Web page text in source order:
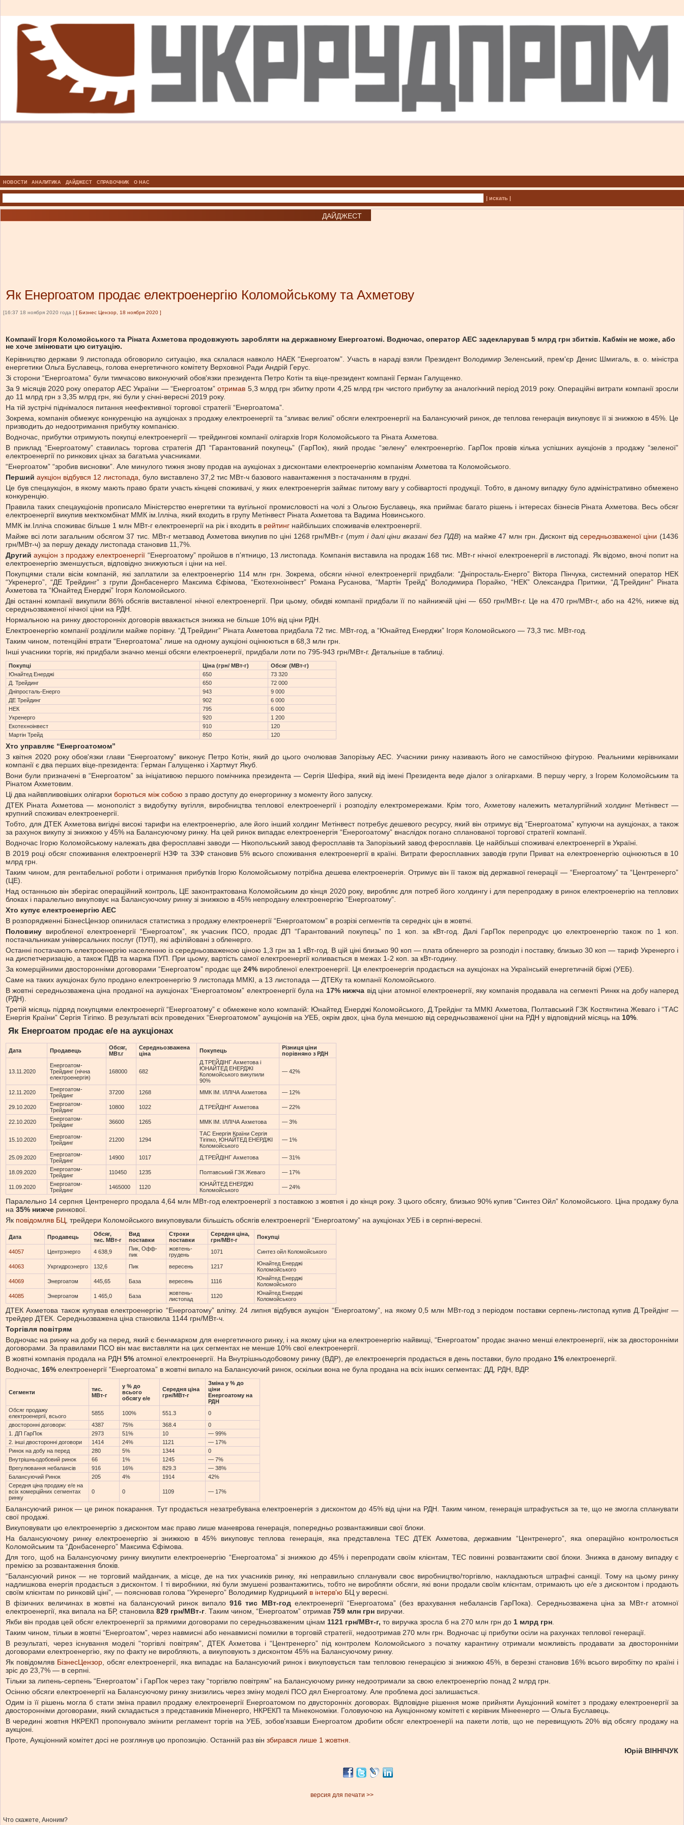
НОВОСТИ АНАЛИТИКА ДАЙДЖЕСТ СПРАВОЧНИК О НАС
| искать |
ДАЙДЖЕСТ
Як Енергоатом продає електроенергію Коломойському та Ахметову
[16:37 18 ноября 2020 года ] [ Бизнес Цензор, 18 ноября 2020 ]
Компанії Ігоря Коломойського та Ріната Ахметова продовжують заробляти на державному Енергоатомі. Водночас, оператор АЕС задекларував 5 млрд грн збитків. Кабмін не може, або
не хоче змінювати цю ситуацію.
Керівництво держави 9 листопада обговорило ситуацію, яка склалася навколо НАЕК “Енергоатом”. Участь в нараді взяли Президент Володимир Зеленський, прем'єр Денис Шмигаль, в. о. міністра
енергетики Ольга Буславець, голова енергетичного комітету Верховної Ради Андрій Герус.
Зі сторони “Енергоатома” були тимчасово виконуючий обов'язки президента Петро Котін та віце-президент компанії Герман Галущенко.
За 9 місяців 2020 року оператор АЕС України — “Енергоатом”отримав 5,3 млрд грн збитку проти 4,25 млрд грн чистого прибутку за аналогічний період 2019 року. Операційні витрати компанії зросли
до 11 млрд грн з 3,35 млрд грн, які були у січні-вересні 2019 року.
На тій зустрічі піднімалося питання неефективної торгової стратегії “Енергоатома”.
Зокрема, компанія обмежує конкуренцію на аукціонах з продажу електроенергії та “зливає великі” обсяги електроенергії на Балансуючий ринок, де теплова генерація викуповує її зі знижкою в 45%. Це
призводить до недоотримання прибутку компанією.
Водночас, прибутки отримують покупці електроенергії — трейдингові компанії олігархів Ігоря Коломойського та Ріната Ахметова.
В приклад “Енергоатому” ставилась торгова стратегія ДП “Гарантований покупець” (ГарПок), який продає “зелену” електроенергію. ГарПок провів кілька успішних аукціонів з продажу “зеленої”
електроенергії по ринкових цінах за багатьма учасниками.
“Енергоатом” “зробив висновки”. Але минулого тижня знову продав на аукціонах з дисконтами електроенергію компаніям Ахметова та Коломойського.
Перший аукціон відбувся 12 листопада , було виставлено 37,2 тис МВт-ч базового навантаження з постачанням в грудні.
Це був спецаукціон, в якому мають право брати участь кінцеві споживачі, у яких електроенергія займає питому вагу у собівартості продукції. Тобто, в даному випадку було адміністративно обмежено
конкуренцію.
Правила таких спецаукціонів прописало Міністерство енергетики та вугільної промисловості на чолі з Ольгою Буславець, яка приймає багато рішень і інтересах бізнесів Ріната Ахметова. Весь обсяг
електроенергії викупив мекткомбінат ММК ім.Ілліча, який входить в групу Метінвест Ріната Ахметова та Вадима Новинського.
ММК ім.Ілліча споживає більше 1 млн МВт-г електроенергії на рік і входить в рейтинг найбільших споживачів електроенергії.
Майже всі лоти загальним обсягом 37 тис. МВт-г метзавод Ахметова викупив по ціні 1268 грн/МВт-г (тут і далі ціни вказані без ПДВ) на майже 47 млн грн. Дисконт від середньозваженої ціни (1436
грн/МВт-ч) за першу декаду листопада становив 11,7%.
Другий аукціон з продажу електроенергії “Енергоатому” пройшов в п'ятницю, 13 листопада. Компанія виставила на продаж 168 тис. МВт-г нічної електроенергії в листопаді. Як відомо, вночі попит на
електроенергію зменшується, відповідно знижуються і ціни на неї.
Покупцями стали вісім компаній, які заплатили за електроенергію 114 млн грн. Зокрема, обсяги нічної електроенергії придбали: “Дніпросталь-Енерго” Віктора Пінчука, системний оператор НЕК
“Укренерго”, “ДЕ Трейдинг” з групи Донбасенерго Максима Єфімова, “Екотехноінвест” Романа Русанова, “Мартін Трейд” Володимира Порайко, “НЕК” Олександра Притики, “Д.Трейдинг” Ріната
Ахметова та “Юнайтед Енерджі” Ігоря Коломойського.
Дві останні компанії викупили 86% обсягів виставленої нічної електроенергії. При цьому, обидві компанії придбали її по найнижчій ціні — 650 грн/МВт-г. Це на 470 грн/МВт-г, або на 42%, нижче від
середньозваженої нічної ціни на РДН.
Нормальною на ринку двосторонніх договорів вважається знижка не більше 10% від ціни РДН.
Електроенергію компанії розділили майже порівну. “Д.Трейдинг” Ріната Ахметова придбала 72 тис. МВт-год, а “Юнайтед Енерджи” Ігоря Коломойського — 73,3 тис. МВт-год.
Таким чином, потенційні втрати “Енергоатома” лише на одному аукціоні оцінюються в 68,3 млн грн.
Інші учасники торгів, які придбали значно менші обсяги електроенергії, придбали лоти по 795-943 грн/МВт-г. Детальніше в таблиці.
Покупці Ціна (грн/ МВт-г)
Обсяг (МВт-г)
Юнайтед Енерджі
650
73 320
Д. Трейдинг
650
72 000
Дніпросталь-Енерго
943
9 000
ДЕ Трейдинг
902
6 000
НЕК
795
6 000
Укренерго
920
1 200
Екотехноінвест
910
120
Мартін Трейд
850 120
Хто управляє “Енергоатомом”
З квітня 2020 року обов'язки глави “Енергоатому” виконує Петро Котін, який до цього очолював Запорізьку АЕС. Учасники ринку називають його не самостійною фігурою. Реальними керівниками
компанії є два перших віце-президента: Герман Галущенко і Хартмут Якуб.
Вони були призначені в “Енергоатом” за ініціативою першого помічника президента — Сергія Шефіра, який від імені Президента веде діалог з олігархами. В першу чергу, з Ігорем Коломойським та
Рінатом Ахметовим.
Ці два найвпливовіших олігархи борються між собою з право доступу до енергоринку з моменту його запуску.
ДТЕК Ріната Ахметова — монополіст з видобутку вугілля, виробництва теплової електроенергії і розподілу електромережами. Крім того, Ахметову належить металургійний холдинг Метінвест —
крупний споживач електроенергії.
Тобто, для ДТЕК Ахметова вигідні високі тарифи на електроенергію, але його інший холдинг Метінвест потребує дешевого ресурсу, який він отримує від “Енергоатома” купуючи на аукціонах, а також
за рахунок викупу зі знижкою у 45% на Балансуючому ринку. На цей ринок випадає електроенергія “Енерогоатому” внаслідок погано спланованої торгової стратегії компанії.
Водночас Ігорю Коломойському належать два феросплавні заводи — Нікопольський завод феросплавів та Запорізький завод феросплавів. Це найбільші споживачі електроенергії в Україні.
В 2019 році обсяг споживання електроенергії НЗФ та ЗЗФ становив 5% всього споживання електроенергії в країні. Витрати феросплавних заводів групи Приват на електроенергію оцінюються в 10
млрд грн.
Таким чином, для рентабельної роботи і отримання прибутків Ігорю Коломойському потрібна дешева електроенергія. Отримує він її також від державної генерації — “Енергоатому” та “Центренерго”
(ЦЕ).
Над останньою він зберігає операційний контроль, ЦЕ законтрактована Коломойським до кінця 2020 року, виробляє для потреб його холдингу і для перепродажу в ринок електроенергію на теплових
блоках і паралельно викуповує на Балансуючому ринку зі знижкою в 45% непродану електроенергію “Енергоатому”.
Хто купує електроенергію АЕС
В розпорядженні БізнесЦензор опинилася статистика з продажу електроенергії “Енергоатомом” в розрізі сегментів та середніх цін в жовтні.
Половину виробленої електроенергії “Енергоатом”, як учасник ПСО, продає ДП “Гарантований покупець” по 1 коп. за кВт-год. Далі ГарПок перепродує цю електроенергію також по 1 коп.
постачальникам універсальних послуг (ПУП), які афілійовані з обленерго.
Останні постачають електроенергію населенню із середньозваженою ціною 1,3 грн за 1 кВт-год. В цій ціні близько 90 коп — плата обленерго за розподіл і поставку, близько 30 коп — тариф Укренерго і
на диспетчеризацію, а також ПДВ та маржа ПУП. При цьому, вартість самої електроенергії коливається в межах 1-2 коп. за кВт-годину.
За комерційними двосторонніми договорами “Енергоатом” продає ще 24% виробленої електроенергії. Ця електроенергія продається на аукціонах на Українській енергетичній біржі (УЕБ).
Саме на таких аукціонах було продано електроенергію 9 листопада ММКІ, а 13 листопада — ДТЕКу та компанії Коломойського.
В жовтні середньозважена ціна проданої на аукціонах “Енергоатомом” електроенергії була на 17% нижча від ціни атомної електроенергії, яку компанія продавала на сегменті Ринкк на добу наперед
(РДН).
Третій місяць підряд покупцями електроенергії “Енергоатому” є обмежене коло компаній: Юнайтед Енерджі Коломойського, Д.Трейдінг та ММКІ Ахметова, Полтавський ГЗК Костянтина Жеваго і “ТАС
Енергія Країни” Сергія Тігіпко. В результаті всіх проведених “Енергоатомом” аукціонів на УЕБ, окрім двох, ціна була меншою від середньозваженої ціни на РДН у відповідний місяць на 10%
Як Енергоатом продає е/е на аукціонах
Дата Продавець
Обсяг,
МВт.г
Середньозважена
ціна
Покупець
Різниця ціни
порівняно з РДН
13.11.2020
Енергоатом-
Трейдинг (нічна
електроенергія)
168000 682
Д.ТРЕЙДІНГ Ахметова і
ЮНАЙТЕД ЕНЕРДЖІ
Коломойського викупили
90%
— 42%
12.11.2020
Енергоатом-
Трейдинг
37200 1268 ММК ІМ. ІЛЛІЧА Ахметова — 12%
29.10.2020
Енергоатом-
Трейдинг
10800 1022 Д.ТРЕЙДІНГ Ахметова — 22%
22.10.2020
Енергоатом-
Трейдинг
36600 1265 ММК ІМ. ІЛЛІЧА Ахметова — 3%
15.10.2020
Енергоатом-
Трейдинг
21200 1294
ТАС Енергія Країни Сергія
Тігіпко, ЮНАЙТЕД ЕНЕРДЖІ
Коломойського
— 1%
25.09.2020
Енергоатом-
Трейдинг
14900 1017 Д.ТРЕЙДІНГ Ахметова — 31%
18.09.2020
Енергоатом-
Трейдинг
110450 1235 Полтавський ГЗК Жеваго — 17%
11.09.2020
Енергоатом-
Трейдинг
1465000 1120
ЮНАЙТЕД ЕНЕРДЖІ
Коломойського
— 24%
Паралельно 14 серпня Центренерго продала 4,64 млн МВт-год електроенергії з поставкою з жовтня і до кінця року. З цього обсягу, близько 90% купив “Синтез Ойл” Коломойського. Ціна продажу була
на 35% нижче ринкової.
Як повідомляв БЦ , трейдери Коломойського викуповували більшість обсягів електроенергії “Енергоатому” на аукціонах УЕБ і в серпні-вересні.
Дата Продавець
Обсяг,
тис. МВт-г
Вид
поставки
Строки
поставки
Середня ціна,
грн/МВт-г
Покупці
44057 Центрэнерго 4 638,9
Пик, Офф-
пик
жовтень-
грудень
1071 Синтез ойл Коломойського
44063 Укргидроэнерго 132,6 Пик вересень 1217
Юнайтед Енерджі
Коломойського
44069
Энергоатом 445,65 База вересень 1116
Юнайтед Енерджі
Коломойського
44085
Энергоатом 1 465,0 База
жовтень-
листопад
1120
Юнайтед Енерджі
Коломойського
ДТЕК Ахметова також купував електроенергію “Енергоатому” влітку. 24 липня відбувся аукціон “Енергоатому”, на якому 0,5 млн МВт-год з періодом поставки серпень-листопад купив Д.Трейдінг —
трейдер ДТЕК. Середньозважена ціна становила 1144 грн/МВт-ч.
Торгівля повітрям
Водночас на ринку на добу на перед, який є бенчмарком для енергетичного ринку, і на якому ціни на електроенергію найвищі, “Енергоатом” продає значно менші електроенергії, ніж за двосторонніми
договорами. За правилами ПСО він має виставляти на цих сегментах не менше 10% свої електроенергії.
В жовтні компанія продала на РДН 5% атомної електроенергії. На Внутрішньодобовому ринку (ВДР), де електроенергія продається в день поставки, було продано 1% електроенергії.
Водночас, 16% електроенергії “Енергоатома” в жовтні випало на Балансуючий ринок, оскільки вона не була продана на всіх інших сегментах: ДД, РДН, ВДР.
Сегменти
тис.
МВт-г
у % до
всього
обсягу е/е
Середня ціна
грн/МВт-г
Зміна у % до
ціни
Енергоатому на
РДН
Обсяг продажу
електроенергії, всього
5855 100% 551.3
0
двосторонні договори:
4387 75% 368.4
0
1. ДП ГарПок
2973 51% 10
— 99%
2. інші двосторонні договори
1414 24% 1121
— 17%
Ринок на добу на перед
280 5% 1344
0
Внутрішньодобовий ринок
66 1% 1245
— 7%
Врегулювання небалансів
916 16% 829.3
— 38%
Балансуючий Ринок
205 4% 1914
42%
Середня ціна продажу е/е на
всіх комерційних сегментах
ринку
0 0 1109 — 17%
Балансуючий ринок — це ринок покарання. Тут продається незатребувана електроенергія з дисконтом до 45% від ціни на РДН. Таким чином, генерація штрафується за те, що не змогла спланувати
свої продажі.
Викуповувати цю електроенергію з дисконтом має право лише маневрова генерація, попередньо розвантаживши свої блоки.
На балансуючому ринку електроенергію зі знижкою в 45% викуповує теплова генерація, яка представлена ТЕС ДТЕК Ахметова, державним “Центренерго”, яка операційно контролюється
Коломойським та “Донбасенерго” Максима Єфімова.
Для того, щоб на Балансуючому ринку викупити електроенергію “Енергоатома” зі знижкою до 45% і перепродати своїм клієнтам, ТЕС повинні розвантажити свої блоки. Знижка в даному випадку є
премією за розвантаження блоків.
“Балансуючий ринок — не торговий майданчик, а місце, де на тих учасників ринку, які неправильно спланували своє виробництво/торгівлю, накладаються штрафні санкції. Тому на цьому ринку
надлишкова енергія продається з дисконтом. І ті виробники, які були змушені розвантажитись, тобто не виробляти обсяги, які вони продали своїм клієнтам, отримають цю е/е з дисконтом і продають
своїм клієнтам по ринковій ціні”, — пояснював голова “Укренерго” Володимир Кудрицький в інтерв'ю БЦ у вересні.
В фізичних величинах в жовтні на балансуючий ринок випало 916 тис МВт-годелектроенергії “Енергоатома” (без врахування небалансів ГарПока). Середньозважена ціна за МВт-г атомної
електроенергії, яка випала на БР, становила 829 грн/МВт-г . Таким чином, “Енергоатом” отримав 759 млн грн виручки.
Якби він продав цей обсяг електроенергії за прямими договорами по середньозваженим цінам 1121 грн/МВт-г, то виручка зросла б на 270 млн грн до 1 млрд грн
Таким чином, тільки в жовтні “Енергоатом”, через навмисні або ненавмисні помилки в торговій стратегії, недоотримав 270 млн грн. Водночас ці прибутки осіли на рахунках теплової генерації.
В результаті, через існування моделі “торгівлі повітрям”, ДТЕК Ахметова і “Центренерго” під контролем Коломойського з початку карантину отримали можливість продавати за двосторонніми
договорами електроенергію, яку по факту не виробляють, а викуповують з дисконтом 45% на Балансуючому ринку.
Як повідомляв БізнесЦензор, обсяг електроенергії, яка випадає на Балансуючий ринок і викуповується там тепловою генерацією зі знижкою 45%, в березні становив 16% всього виробітку по країні і
зріс до 23,7% — в серпні.
Тільки за липень-серпень “Енергоатом” і ГарПок через таку “торгівлю повітрям” на Балансуючому ринку недоотримали за свою електроенергію понад 2 млрд грн.
Осінню обсяги електроенергії на Балансуючому ринку знизились через зміну моделі ПСО дял Енергоатому. Але проблема досі залишається.
Одим із її рішень могла б стати зміна правил продажу електроенергії Енергоатомом по двусторонніх договорах. Відповідне рішення може прийняти Аукціонний комітет з продажу електроенергії за
двосторонніми договорами, який складається з представників Міненерго, НКРЕКП та Мінекономіки. Головуючою на Аукціонному комітеті є керівник Мінеенерго — Ольга Буславець.
В чередині жовтня НКРЕКП пропонувало змінити регламент торгів на УЕБ, зобов'язавши Енергоатом дробити обсяг електроенерїі на пакети лотів, що не перевищують 20% від обсягу продажу на
аукціоні.
Проте, Аукціонний комітет досі не розглянув цю пропозицію. Останній раз він збирався лише 1 жовтня
Юрій ВІННІЧУК
версия для печати >>
Что скажете, Аноним?